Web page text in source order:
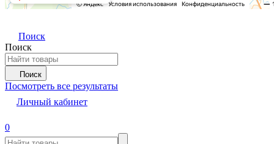
Поиск
Поиск
Поиск
Посмотреть все результаты
Личный кабинет
0